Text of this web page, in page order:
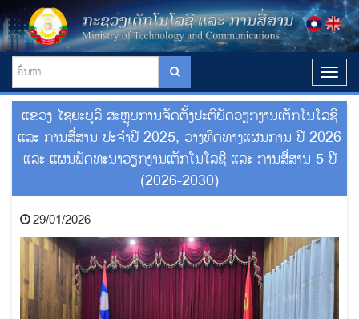
T
o
g
g
l
e
n
v
a
o
n
ແຂວງ ໄຊຍະບູລີ ສະຫຼຸບການຈັດຕັ້ງປະຕິບັດວຽກງານເຕັກໂນໂລຊີ
ແລະ ການສື່ສານ ປະຈໍາປີ 2025, ວາງທິດທາງແຜນການ ປີ 2026
ແລະ ແຜນພັດທະນາວຽກງານເຕັກໂນໂລຊີ ແລະ ການສື່ສານ 5 ປີ
(2026-2030)
29/01/2026